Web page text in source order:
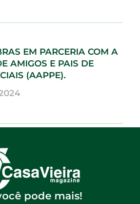
EM PARCERIA COM A
AMIGOS E PAIS DE
(AAPPE).
pode mais!